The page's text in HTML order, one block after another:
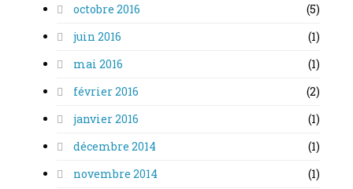
octobre 2016
(5)
juin 2016
(1)
mai 2016
(1)
février 2016
(2)
janvier 2016
(1)
décembre 2014
(1)
novembre 2014
(1)